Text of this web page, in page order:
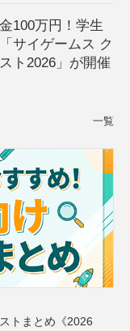
100万円！学生
サイゲームス ク
ト2026」が開催
一覧
トまとめ《2026